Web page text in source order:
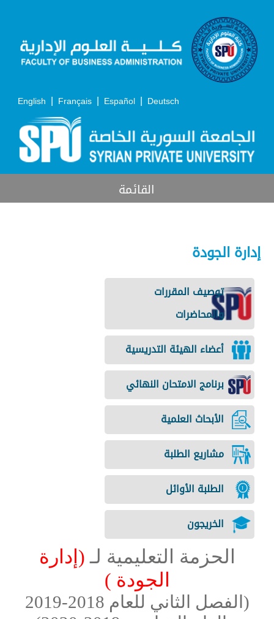
English | Français | Español | Deutsch
القائمة
إدارة الجودة
توصيف المقررات
والمحاضرات
أعضاء الهيئة التدريسية
برنامج الامتحان النهائي
الأبحاث العلمية
مشاريع الطلبة
الطلبة الأوائل
الخريجون
الحزمة التعليمية لـ( إدارة
الجودة )
(الفصل الثاني للعام 2018-2019